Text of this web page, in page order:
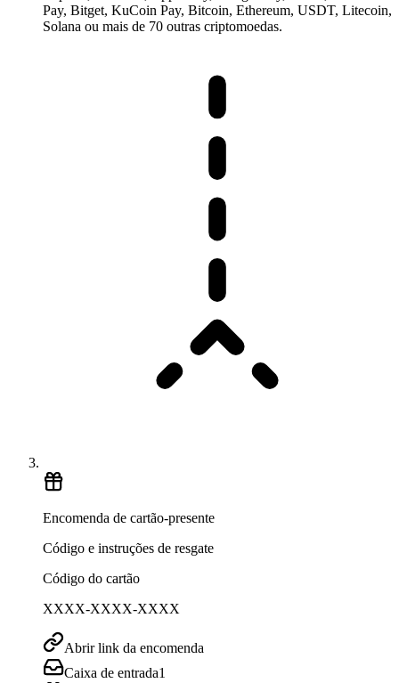
Pay, Bitget, KuCoin Pay, Bitcoin, Ethereum, USDT, Litecoin,
Solana ou mais de 70 outras criptomoedas.
Encomenda de cartão-presente
Código e instruções de resgate
Código do cartão
XXXX-XXXX-XXXX
Abrir link da encomenda
Caixa de entrada1